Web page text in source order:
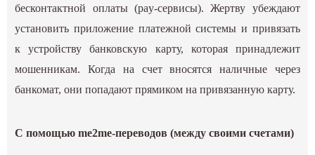
бесконтактной оплаты (pay-сервисы). Жертву убеждают
установить приложение платежной системы и привязать
к устройству банковскую карту, которая принадлежит
мошенникам. Когда на счет вносятся наличные через
банкомат, они попадают прямиком на привязанную карту.
С помощью me2me-переводов (между своими счетами)